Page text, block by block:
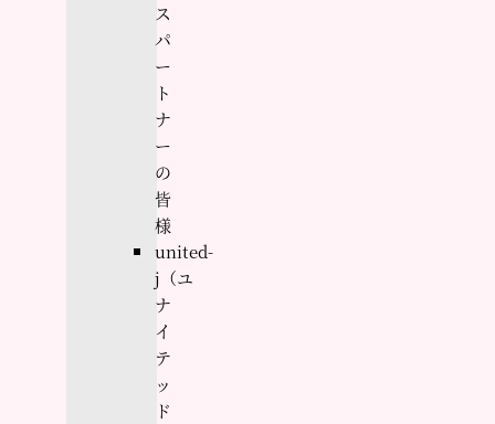
ス
パ
ー
ト
ナ
ー
の
皆
様
united-
j（ユ
ナ
イ
テ
ッ
ド